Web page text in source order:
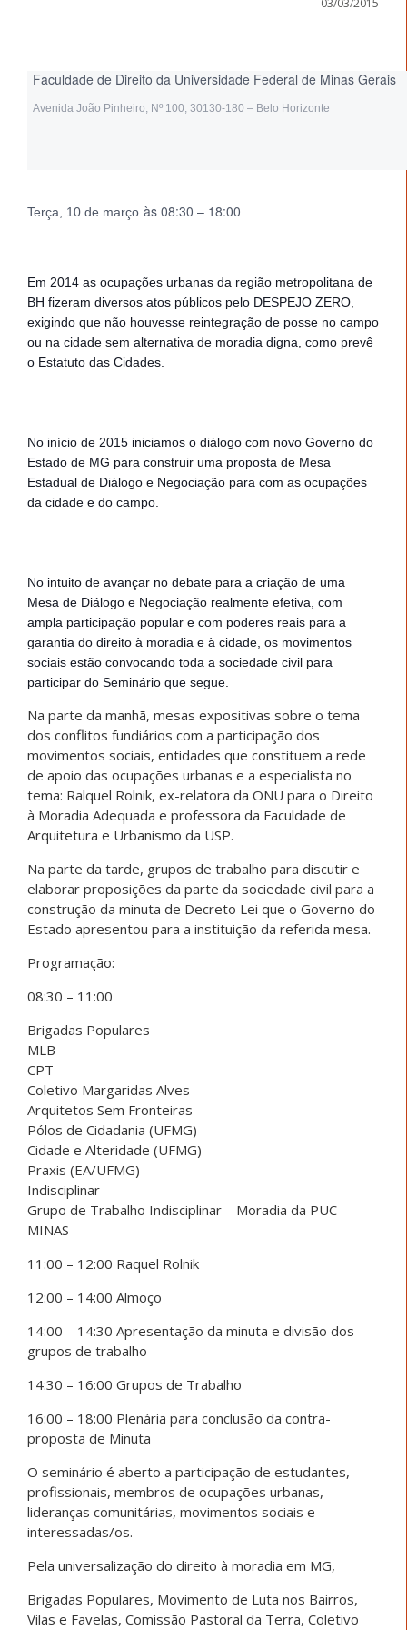
Faculdade de Direito da Universidade Federal de Minas Gerais
Avenida João Pinheiro, Nº 100, 30130-180 – Belo Horizonte
Terça, 10 de março às 08:30 – 18:00
Em 2014 as ocupações urbanas da região metropolitana de
BH fizeram diversos atos públicos pelo DESPEJO ZERO,
exigindo que não houvesse reintegração de posse no campo
ou na cidade sem alternativa de moradia digna, como prevê
o Estatuto das Cidades.
No início de 2015 iniciamos o diálogo com novo Governo do
Estado de MG para construir uma proposta de Mesa
Estadual de Diálogo e Negociação para com as ocupações
da cidade e do campo.
No intuito de avançar no debate para a criação de uma
Mesa de Diálogo e Negociação realmente efetiva, com
ampla participação popular e com poderes reais para a
garantia do direito à moradia e à cidade, os movimentos
sociais estão convocando toda a sociedade civil para
participar do Seminário que segue.
Na parte da manhã, mesas expositivas sobre o tema
dos conflitos fundiários com a participação dos
movimentos sociais, entidades que constituem a rede
de apoio das ocupações urbanas e a especialista no
tema: Ralquel Rolnik, ex-relatora da ONU para o Direito
à Moradia Adequada e professora da Faculdade de
Arquitetura e Urbanismo da USP.
Na parte da tarde, grupos de trabalho para discutir e
elaborar proposições da parte da sociedade civil para a
construção da minuta de Decreto Lei que o Governo do
Estado apresentou para a instituição da referida mesa.
Programação:
08:30 – 11:00
Brigadas Populares
MLB
CPT
Coletivo Margaridas Alves
Arquitetos Sem Fronteiras
Pólos de Cidadania (UFMG)
Cidade e Alteridade (UFMG)
Praxis (EA/UFMG)
Indisciplinar
Grupo de Trabalho Indisciplinar – Moradia da PUC
MINAS
11:00 – 12:00 Raquel Rolnik
12:00 – 14:00 Almoço
14:00 – 14:30 Apresentação da minuta e divisão dos
grupos de trabalho
14:30 – 16:00 Grupos de Trabalho
16:00 – 18:00 Plenária para conclusão da contra-
proposta de Minuta
O seminário é aberto a participação de estudantes,
profissionais, membros de ocupações urbanas,
lideranças comunitárias, movimentos sociais e
interessadas/os.
Pela universalização do direito à moradia em MG,
Brigadas Populares, Movimento de Luta nos Bairros,
Vilas e Favelas, Comissão Pastoral da Terra, Coletivo